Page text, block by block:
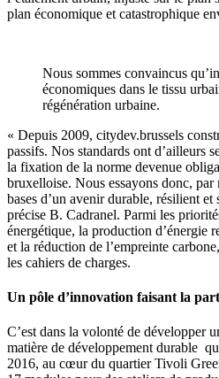
plan économique et catastrophique
Nous sommes convaincus
économiques dans le tissu
régénération urbaine.
« Depuis 2009, citydev.brussels
passifs. Nos standards ont d’ailleurs
la fixation de la norme devenue
bruxelloise. Nous essayons donc,
bases d’un avenir durable, résilient et
précise B. Cadranel. Parmi les
énergétique, la production d’énergie
et la réduction de l’empreinte
les cahiers de charges.
Un pôle d’innovation faisant la
C’est dans la volonté de développer
matière de développement durable
2016, au cœur du quartier Tivoli